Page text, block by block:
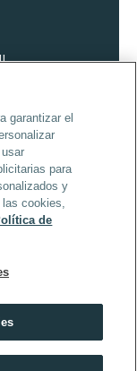
Rechte
garantizar el
para
y
las cookies,
de